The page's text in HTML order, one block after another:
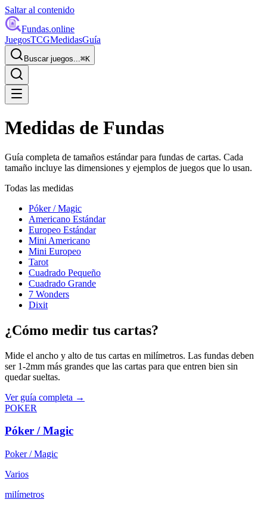
Saltar al contenido
Fundas.online
JuegosTCGMedidasGuía
Buscar juegos...⌘K
Medidas de Fundas
Guía completa de tamaños estándar para fundas de cartas. Cada
tamaño incluye las dimensiones y ejemplos de juegos que lo usan.
Todas las medidas
Póker / Magic
Americano Estándar
Europeo Estándar
Mini Americano
Mini Europeo
Tarot
Cuadrado Pequeño
Cuadrado Grande
7 Wonders
Dixit
¿Cómo medir tus cartas?
Mide el ancho y alto de tus cartas en milímetros. Las fundas deben
ser 1-2mm más grandes que las cartas para que entren bien sin
quedar sueltas.
Ver guía completa →
POKER
Póker / Magic
Poker / Magic
Varios
milímetros